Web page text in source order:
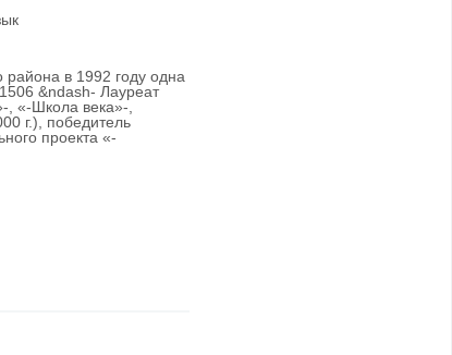
в 1992 году одна
&ndash- Лауреат
, «-Школа века»-,
г.), победитель
проекта «-